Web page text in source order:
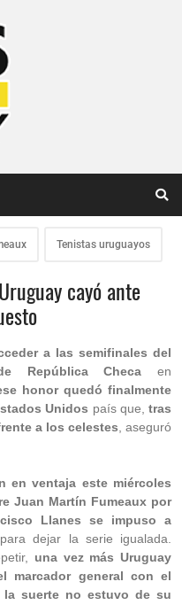
Tenistas uruguayos
cayó ante
a las semifinales del
República Checa en
honor quedó finalmente
Unidos país que,tras
a los celestes , aseguró
en ventaja este miércoles
Juan Martín Fumeaux por
Llanes se impuso a
para dejar la serie igualada.
una vez más Uruguay
marcador general con el
suerte no estuvo de su